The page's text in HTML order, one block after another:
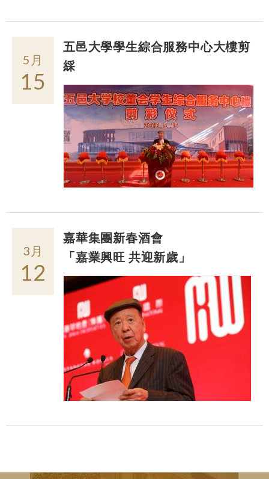
5月
15
五邑大學學生綜合服務中心大樓剪
綵
3月
12
嘉華集團新春酒會
「嘉業興旺 共迎新歲」